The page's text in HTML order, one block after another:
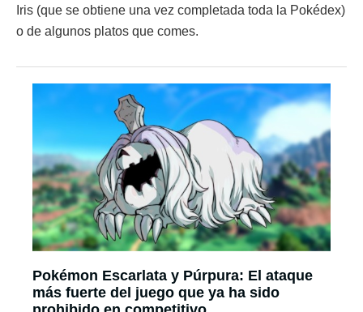
Iris (que se obtiene una vez completada toda la Pokédex)
o de algunos platos que comes.
Pokémon Escarlata y Púrpura: El ataque
más fuerte del juego que ya ha sido